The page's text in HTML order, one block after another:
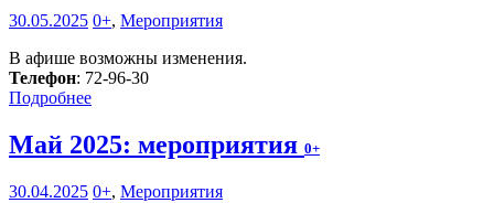
30.05.2025 0+, Мероприятия
В афише возможны изменения.
Телефон: 72-96-30
Подробнее
Май 2025: мероприятия 0+
30.04.2025 0+, Мероприятия